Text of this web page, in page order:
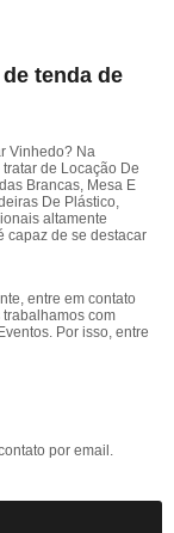
tenda de
Vinhedo? Na
de Locação De
Brancas, Mesa E
De Plástico,
altamente
capaz de se destacar
entre em contato
com
Por isso, entre
por email.